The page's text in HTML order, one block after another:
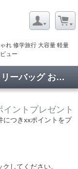
れ 修学旅行 大容量 軽量
ュー
スーツケース キャリーケース キャリーバッグ おしゃれ 修学旅行 大容量 軽量 トランク TSAロック (71-55099・100) [Lサイズ]のレビュー
ントプレゼント
につきxxポイントをプ
してください。